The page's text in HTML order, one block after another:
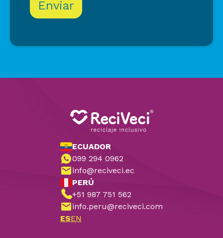
ECUADOR
099 294 0962
info@reciveci.ec
PERÚ
+51 987 751 562
info.peru@reciveci.com
ESEN